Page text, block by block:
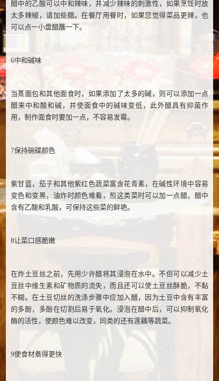
醋中的乙酸可以中和辣味，并减少辣味的刺激性，如果烹饪时放
太多辣椒，请加些醋。在餐厅用餐时，如果您觉得菜品更辣，也
可以点一小盘醋蘸一下。
6中和碱味
当蒸面包和其他面食时，如果添加了太多的碱，则可以添加一点
醋来中和酸和碱，并使面食中的碱味变低，此外醋具有抑菌作
用，制作面食时要加一点，不容易发霉。
7保持碗碟颜色
紫甘蓝，茄子和其他紫红色蔬菜富含花青素，在碱性环境中容易
变色和变黑，油炸时颜色难看，煎这类菜时可以加一点醋，醋中
含有乙酸和乳酸，可保持这些菜的鲜艳。
8让菜口感脆嫩
在炸土豆丝之前，先用少许醋将其浸泡在水中。不但可以减少土
豆丝中维生素和矿物质的流失，而且还可以使土豆丝酥脆，不黏
不糊。在土豆切丝的洗涤步骤中应加入醋，因为土豆中含有丰富
的多酚，多酚在切割后易于氧化。浸泡在醋中后，可以抑制氧化
酶的活性，使颜色难以改变，同类的还有莲藕等蔬菜。
9使食材煮得更快